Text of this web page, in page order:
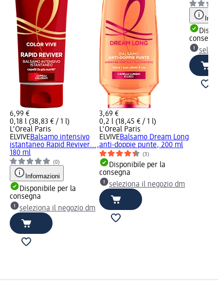
6,99 €
0,18 l (38,83 € / 1 l)
L'Oreal Paris
ELVIVEBalsamo intensivo
istantaneo Rapid Reviver...,
180 ml
(0)
Informazioni
Disponibile per la
consegna
seleziona il negozio dm
3,69 €
0,2 l (18,45 € / 1 l)
L'Oreal Paris
ELVIVEBalsamo Dream Long
anti-doppie punte, 200 ml
(3)
Disponibile per la
consegna
seleziona il negozio dm